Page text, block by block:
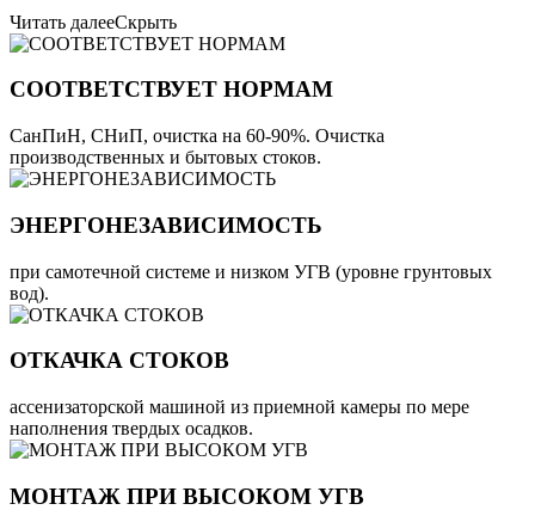
Читать далееСкрыть
СООТВЕТСТВУЕТ НОРМАМ
СанПиН, СНиП, очистка на 60-90%. Очистка
производственных и бытовых стоков.
ЭНЕРГОНЕЗАВИСИМОСТЬ
при самотечной системе и низком УГВ (уровне грунтовых
вод).
ОТКАЧКА СТОКОВ
ассенизаторской машиной из приемной камеры по мере
наполнения твердых осадков.
МОНТАЖ ПРИ ВЫСОКОМ УГВ